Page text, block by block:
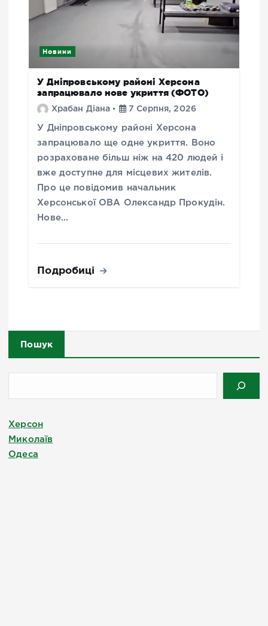
Новини
У Дніпровському районі Херсона
запрацювало нове укриття (ФОТО)
Храбан Діана 7 Серпня, 2026
У Дніпровському районі Херсона
запрацювало ще одне укриття. Воно
розраховане більш ніж на 420 людей і
вже доступне для місцевих жителів.
Про це повідомив начальник
Херсонської ОВА Олександр Прокудін.
Нове…
Подробиці
Пошук
Херсон
Миколаїв
Одеса